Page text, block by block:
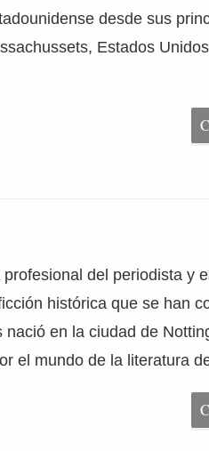
desde sus
Estados
del periodista y
histórica que se han
en la ciudad de
el mundo de la literatura